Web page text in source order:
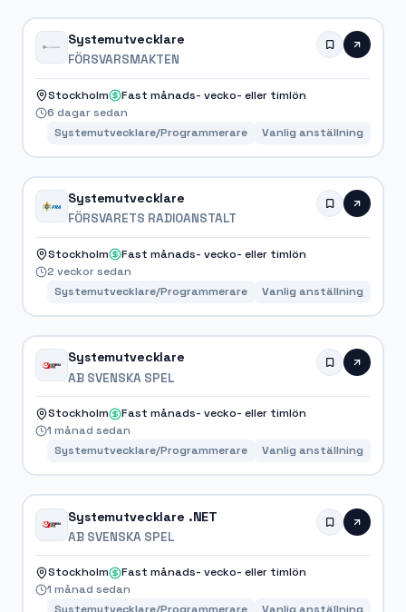
Systemutvecklare
FÖRSVARSMAKTEN
Stockholm
Fast månads- vecko- eller timlön
6 dagar sedan
Systemutvecklare/Programmerare
Vanlig anställning
Systemutvecklare
FÖRSVARETS RADIOANSTALT
Stockholm
Fast månads- vecko- eller timlön
2 veckor sedan
Systemutvecklare/Programmerare
Vanlig anställning
Systemutvecklare
AB SVENSKA SPEL
Stockholm
Fast månads- vecko- eller timlön
1 månad sedan
Systemutvecklare/Programmerare
Vanlig anställning
Systemutvecklare .NET
AB SVENSKA SPEL
Stockholm
Fast månads- vecko- eller timlön
1 månad sedan